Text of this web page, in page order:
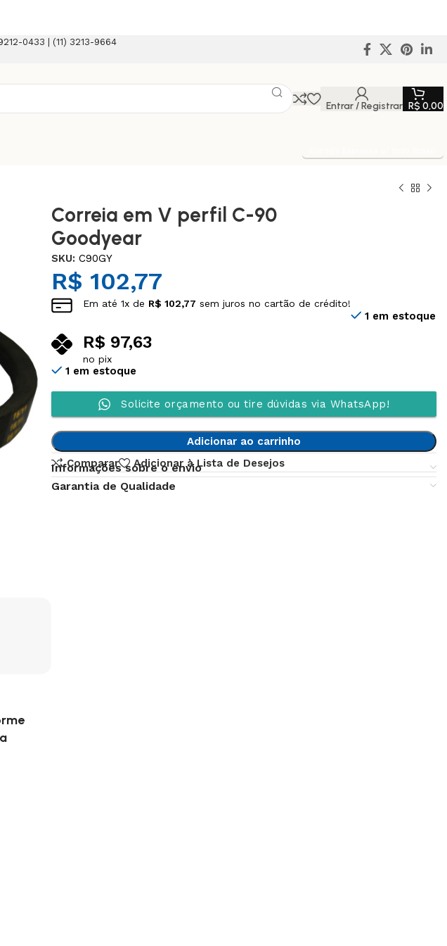
0433 | (11) 3213-9664
Entrar / Registrar R$ 0,00
Correia em V perfil C-90
Goodyear
SKU:C90GY
R$ 102,77
Em até1x de R$ 102,77 sem juros no cartão de crédito!
R$ 97,63
no pix
1 em estoque
1 em estoque
Solicite orçamento ou tire dúvidas via WhatsApp!
Adicionar ao carrinho
Comparar
Adicionar à Lista de Desejos
Informações sobre o envio
Garantia de Qualidade